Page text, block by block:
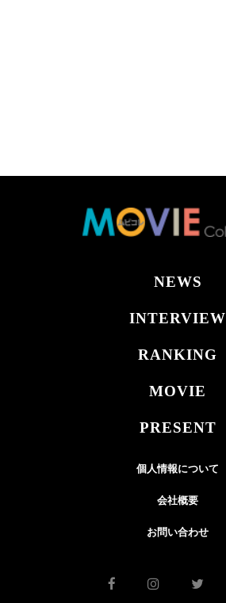
NEWS
INTERVIEW
RANKING
MOVIE
PRESENT
個人情報について
会社概要
お問い合わせ